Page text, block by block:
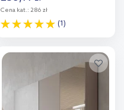
Cena kat.: 286 zł
(1)
porównania